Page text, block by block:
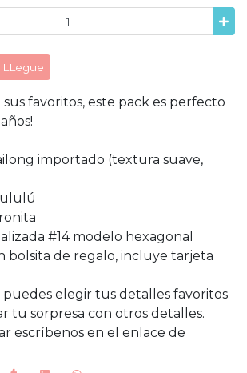
LLegue
sus favoritos, este pack es perfecto
importado (textura suave,
#14 modelo hexagonal
bolsita de regalo, incluye tarjeta
elegir tus detalles favoritos
tu sorpresa con otros detalles.
escríbenos en el enlace de